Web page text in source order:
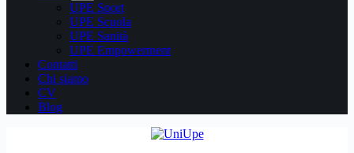
UPE Sport
UPE Scuola
UPE Sanità
UPE Empowerment
Contatti
Chi siamo
CV
Blog